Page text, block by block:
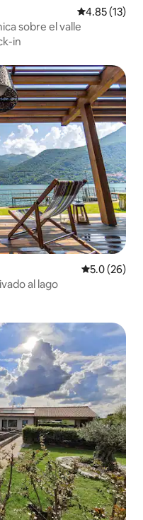
Calificación
4.85 (13)
sobre el valle
in
Calificación
5.0 (26)
al lago